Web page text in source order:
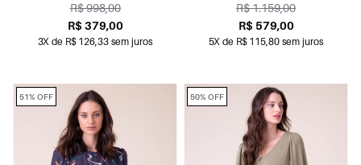
R$ 998,00
R$ 379,00
3X de R$ 126,33 sem juros
R$ 1.159,00
R$ 579,00
5X de R$ 115,80 sem juros
51% OFF 50% OFF